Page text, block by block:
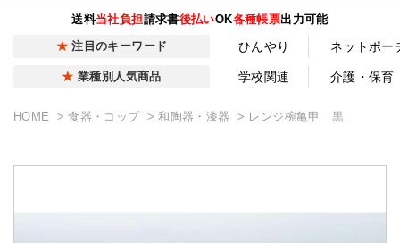
送料当社負担請求書後払いOK各種帳票出力可能
注目のキーワード ひんやり ネットポー
業種別人気商品 学校関連 介護・保育
HOME 食器・コップ 和陶器・漆器 レンジ椀亀甲 黒